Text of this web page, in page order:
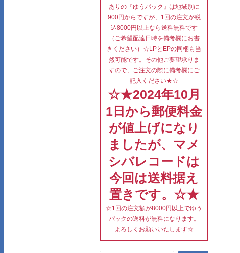
ありの『ゆうパック』は地域別に
900円からですが、1回の注文が税
込8000円以上なら送料無料です
（ご希望配達日時を備考欄にお書
きください）☆LPとEPの同梱も当
然可能です。その他ご要望承りま
すので、ご注文の際に備考欄にご
記入ください★☆
☆★2024年10月
1日から郵便料金
が値上げになり
ましたが、マメ
シバレコードは
今回は送料据え
置きです。☆★
☆1回の注文額が8000円以上でゆう
パックの送料が無料になります。
よろしくお願いいたします☆